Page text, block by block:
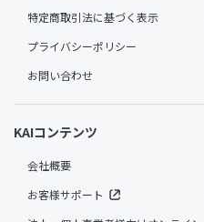
特定商取引法に基づく表示
プライバシーポリシー
お問い合わせ
KAIコンテンツ
会社概要
お客様サポート